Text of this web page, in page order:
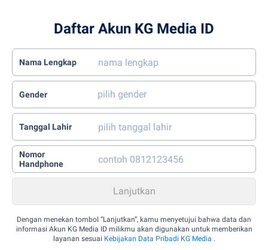
Daftar Akun KG Media ID
Nama Lengkap
Gender
Tanggal Lahir
Nomor
Handphone
Dengan menekan tombol “Lanjutkan”, kamu menyetujui bahwa data dan
informasi Akun KG Media ID milikmu akan digunakan untuk memberikan
layanan sesuai Kebijakan Data Pribadi KG Media .